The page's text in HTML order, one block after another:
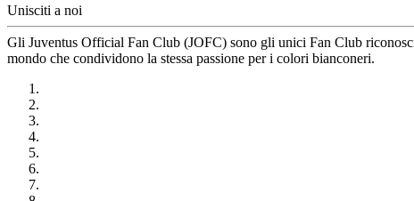
Unisciti a noi
Gli Juventus Official Fan Club (JOFC) sono gli unici Fan Club
mondo che condividono la stessa passione per i colori bianconeri.